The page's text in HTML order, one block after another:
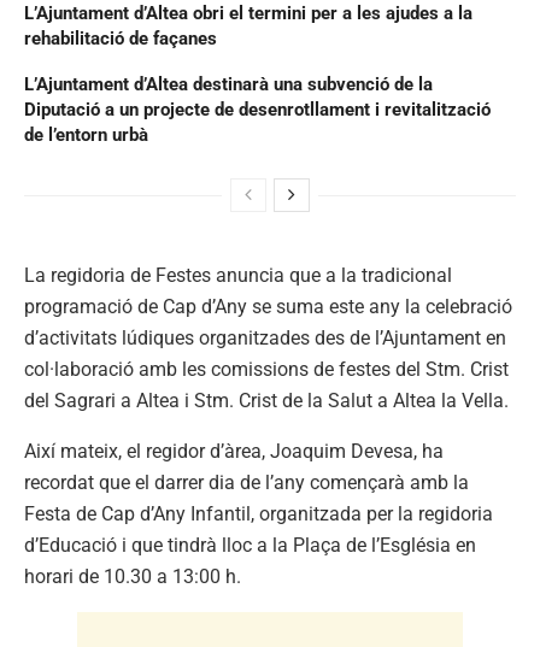
L’Ajuntament d’Altea obri el termini per a les ajudes a la
rehabilitació de façanes
L’Ajuntament d’Altea destinarà una subvenció de la
Diputació a un projecte de desenrotllament i revitalització
de l’entorn urbà
La regidoria de Festes anuncia que a la tradicional
programació de Cap d’Any se suma este any la celebració
d’activitats lúdiques organitzades des de l’Ajuntament en
col·laboració amb les comissions de festes del Stm. Crist
del Sagrari a Altea i Stm. Crist de la Salut a Altea la Vella.
Així mateix, el regidor d’àrea, Joaquim Devesa, ha
recordat que el darrer dia de l’any començarà amb la
Festa de Cap d’Any Infantil, organitzada per la regidoria
d’Educació i que tindrà lloc a la Plaça de l’Església en
horari de 10.30 a 13:00 h.